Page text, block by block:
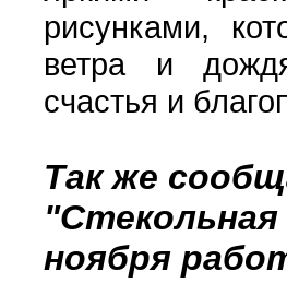
рисунками,
ветра и
счастья и
Так же
ноября